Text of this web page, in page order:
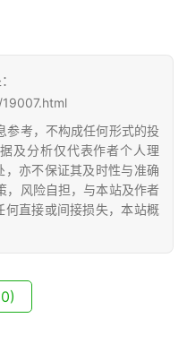
参考，不构成任何形式的投
及分析仅代表作者个人理
亦不保证其及时性与准确
，风险自担，与本站及作者
直接或间接损失，本站概